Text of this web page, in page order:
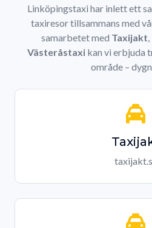
Linköpingstaxi har inlett ett
taxiresor tillsammans med
samarbetet med Taxijakt,
Västeråstaxi kan vi erbjuda
område –